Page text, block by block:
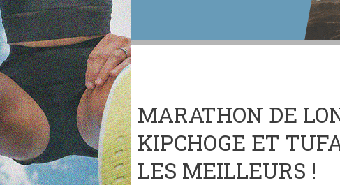
MARATHON DE
KIPCHOGE ET
LES MEILLEURS !